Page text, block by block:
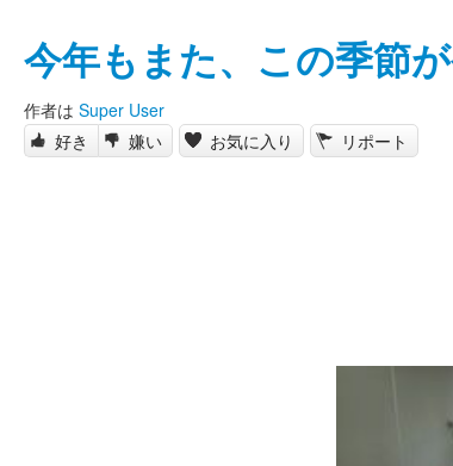
今年もまた、この季節
作者は Super User
好き
嫌い お気に入り リポート